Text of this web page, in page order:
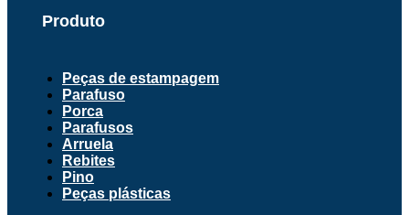
Produto
Peças de estampagem
Parafuso
Porca
Parafusos
Arruela
Rebites
Pino
Peças plásticas